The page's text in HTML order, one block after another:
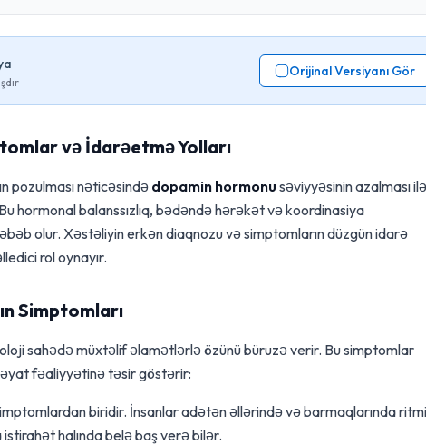
Orijinal Versiyanı Gör
və İdarəetmə Yolları
pozulması nəticəsində dopamin hormonu səviyyəsinin azalması ilə
hormonal balanssızlıq, bədəndə hərəkət və koordinasiya
olur. Xəstəliyin erkən diaqnozu və simptomların düzgün idarə
rol oynayır.
Simptomları
sahədə müxtəlif əlamətlərlə özünü büruzə verir. Bu simptomlar
fəaliyyətinə təsir göstərir:
biridir. İnsanlar adətən əllərində və barmaqlarında
halında belə baş verə bilər.